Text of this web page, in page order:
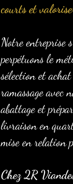
courts et
Notre entreprise
perpétuons le
sélection et
ramassage avec
abattage et
livraison en
mise en relation
Chez 2R